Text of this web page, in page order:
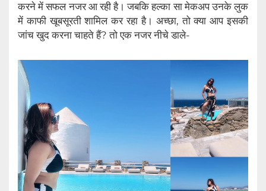
करने में सफल नजर आ रही है। जबकि हल्का सा मेकअप उनके लुक
में काफी खूबसूरती शामिल कर रहा है। अच्छा, तो क्या आप इसकी
जांच खुद करना चाहते हैं? तो एक नजर नीचे डाले-